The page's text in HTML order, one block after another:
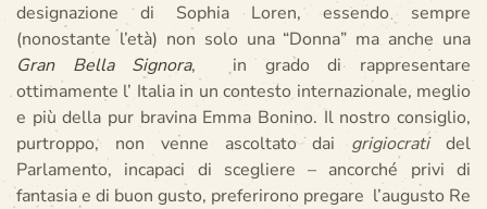
designazione di Sophia Loren, essendo sempre
(nonostante l’età) non solo una “Donna” ma anche una
Gran Bella Signora, in grado di rappresentare
ottimamente l’ Italia in un contesto internazionale, meglio
e più della pur bravina Emma Bonino. Il nostro consiglio,
purtroppo, non venne ascoltato dai grigiocratidel
Parlamento, incapaci di scegliere – ancorché privi di
fantasia e di buon gusto, preferirono pregare l’augusto Re